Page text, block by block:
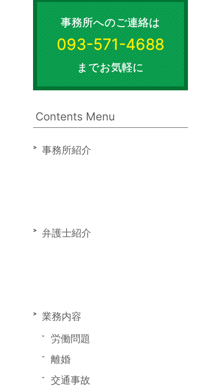
事務所へのご連絡は
093-571-4688
までお気軽に
Contents Menu
事務所紹介
弁護士紹介
業務内容
労働問題
離婚
交通事故